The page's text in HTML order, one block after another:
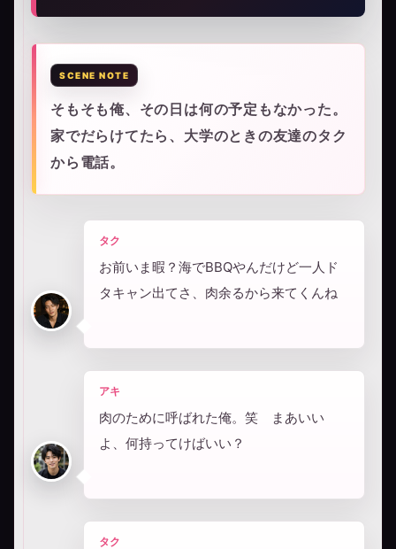
そもそも俺、その日は何の予定もなかった。
家でだらけてたら、大学のときの友達のタク
から電話。
タク
お前いま暇？海でBBQやんだけど一人ド
タキャン出てさ、肉余るから来てくんね
アキ
肉のために呼ばれた俺。笑 まあいい
よ、何持ってけばいい？
タク